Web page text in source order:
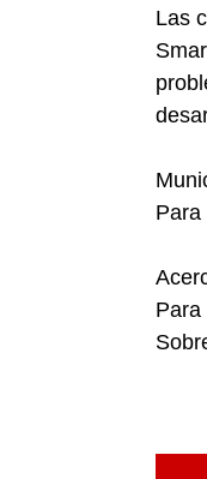
Las
Para
Para